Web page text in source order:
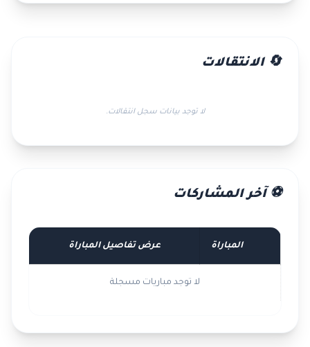
🔄 الانتقالات
لا توجد بيانات سجل انتقالات.
⚽ آخر المشاركات
المباراة عرض تفاصيل المباراة
لا توجد مباريات مسجلة